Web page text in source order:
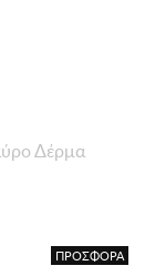
Δέρμα
ΠΡΟΣΦΟΡΑ